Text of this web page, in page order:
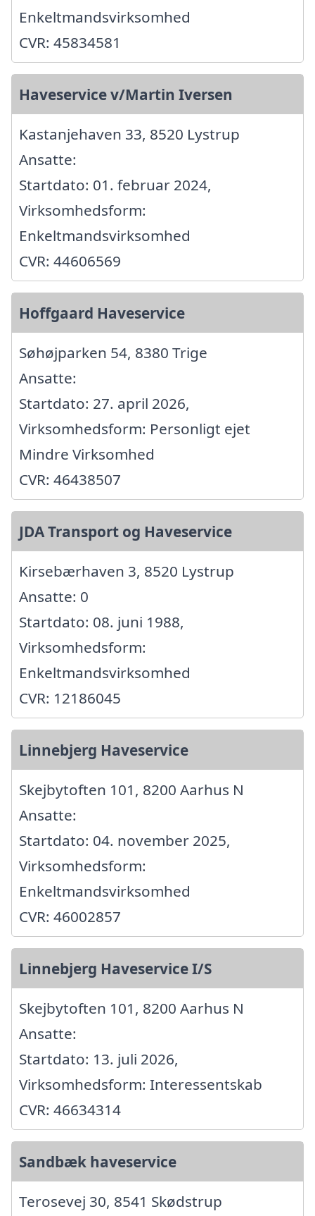
Enkeltmandsvirksomhed
CVR: 45834581
Haveservice v/Martin Iversen
Kastanjehaven 33, 8520 Lystrup
Ansatte:
Startdato: 01. februar 2024,
Virksomhedsform:
Enkeltmandsvirksomhed
CVR: 44606569
Hoffgaard Haveservice
Søhøjparken 54, 8380 Trige
Ansatte:
Startdato: 27. april 2026,
Virksomhedsform: Personligt ejet
Mindre Virksomhed
CVR: 46438507
JDA Transport og Haveservice
Kirsebærhaven 3, 8520 Lystrup
Ansatte: 0
Startdato: 08. juni 1988,
Virksomhedsform:
Enkeltmandsvirksomhed
CVR: 12186045
Linnebjerg Haveservice
Skejbytoften 101, 8200 Aarhus N
Ansatte:
Startdato: 04. november 2025,
Virksomhedsform:
Enkeltmandsvirksomhed
CVR: 46002857
Linnebjerg Haveservice I/S
Skejbytoften 101, 8200 Aarhus N
Ansatte:
Startdato: 13. juli 2026,
Virksomhedsform: Interessentskab
CVR: 46634314
Sandbæk haveservice
Terosevej 30, 8541 Skødstrup